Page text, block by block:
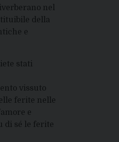
nel
della
e
stati
vissuto
ferite nelle
e
di sé le ferite